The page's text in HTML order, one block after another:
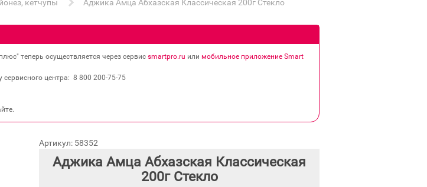
кетчупы Аджика Амца Абхазская Классическая 200г Стекло
теперь осуществляется через сервис smartpro.ru или мобильное приложение Smart
центра: 8 800 200‐75‐75
Артикул: 58352
Аджика Амца Абхазская Классическая
200г Стекло